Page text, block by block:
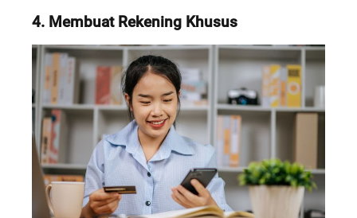
4. Membuat Rekening Khusus